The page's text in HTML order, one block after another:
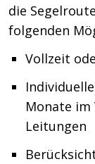
die
folgenden
Vollzeit
Monate im
Leitungen